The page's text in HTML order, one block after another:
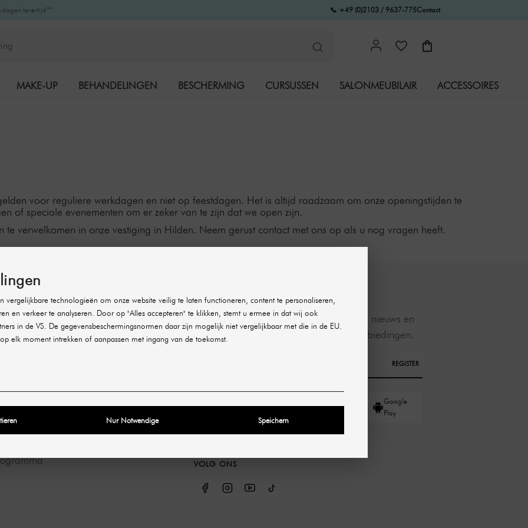
levertijd** 📞 +49 (0)2103 / 9637-775Contact
MAKE-UP BEHANDELINGEN BESCHERMING CURSUSSEN SALONMEUBILAIR ACCESSOIRES
voor reguliere werkdagen en niet op feestdagen. Het is altijd raadzaam om onze openingstijden te
of speciale evenementen om er zeker van te zijn dat we open zijn.
verwelkomen in onze vestiging in Hilden. Neem gerust contact met ons op als u nog vragen heeft.
Afdruk
Voorwaarden
Over ons
Kortingen
Milieubescherming
VOLG ONS
Ontvang ons nieuws en
speciale aanbiedingen.
REGISTER
Google
Play
vergelijkbare technologieën om onze website veilig te laten functioneren, content te personaliseren,
en verkeer te analyseren. Door op "Alles accepteren" te klikken, stemt u ermee in dat wij ook
in de VS. De gegevensbeschermingsnormen daar zijn mogelijk niet vergelijkbaar met die in de EU.
elk moment intrekken of aanpassen met ingang van de toekomst.
Nur Notwendige Speichern